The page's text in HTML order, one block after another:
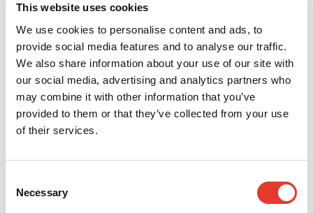
This website uses cookies
We use cookies to personalise content and ads, to
provide social media features and to analyse our traffic.
We also share information about your use of our site with
our social media, advertising and analytics partners who
may combine it with other information that you’ve
provided to them or that they’ve collected from your use
of their services.
Selection
Necessary
MODELO:ARN18X25I
REF:
PVP
10,00 €
11,00 €
IVA INC.
8,64 €
9,50 €
IVA INC.
- +
REDONDO
REF:
PVP
8,60 €